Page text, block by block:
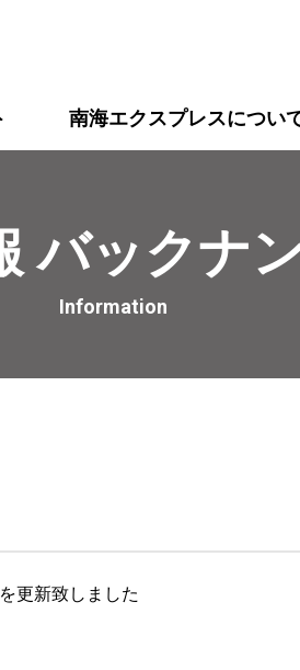
南海エクスプレスについ
バックナ
Information
更新致しました